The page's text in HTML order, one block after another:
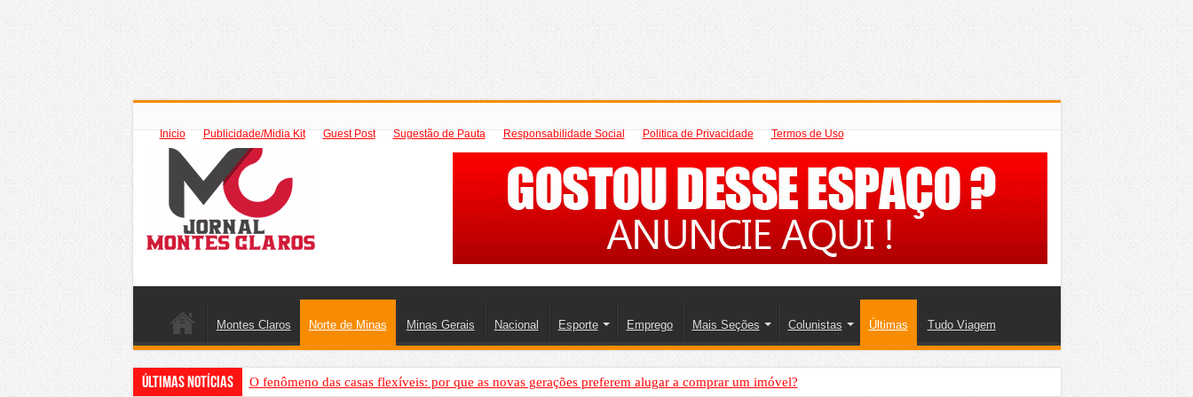
Inicio Publicidade/Midia Kit Guest Post Sugestão de Pauta Responsabilidade Social Politica de Privacidade Termos de Uso
Montes Claros Norte de Minas Minas Gerais Nacional Esporte Emprego Mais Seções Colunistas Últimas Tudo Viagem
Últimas Notícias O fenômeno das casas flexíveis: por que as novas gerações preferem alugar a comprar um imóvel?